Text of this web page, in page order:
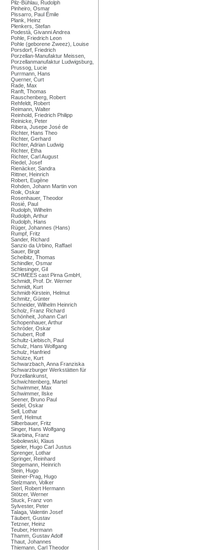
Pilz-Bühlau, Rudolph
Pinheiro, Osmar
Pissarro, Paul Émile
Plank, Heinz
Plenkers, Stefan
Podestà, Givanni Andrea
Pohle, Friedrich Leon
Pohle (geborene Zweez), Louise
Porsdorf, Friedrich
Porzellan-Manufaktur Meissen,
Porzellanmanufaktur Ludwigsburg,
Prussog, Lucie
Purrmann, Hans
Querner, Curt
Rade, Max
Ranft, Thomas
Rauschenberg, Robert
Rehfeldt, Robert
Reimann, Walter
Reinhold, Friedrich Philipp
Reinicke, Peter
Ribera, Jusepe José de
Richter, Hans Theo
Richter, Gerhard
Richter, Adrian Ludwig
Richter, Etha
Richter, Carl August
Riedel, Josef
Rienäcker, Sandra
Rittner, Heinrich
Robert, Eugène
Rohden, Johann Martin von
Roik, Oskar
Rosenhauer, Theodor
Rosié, Paul
Rudolph, Wilhelm
Rudolph, Arthur
Rudolph, Hans
Rüger, Johannes (Hans)
Rumpf, Fritz
Sander, Richard
Sanzio da Urbino, Raffael
Sauer, Birgit
Scheibitz, Thomas
Schindler, Osmar
Schlesinger, Gil
SCHMEES cast Pirna GmbH,
Schmidt, Prof. Dr. Werner
Schmidt, Kurt
Schmidt-Kirstein, Helmut
Schmitz, Günter
Schneider, Wilhelm Heinrich
Scholz, Franz Richard
Schönheit, Johann Carl
Schopenhauer, Arthur
Schröder, Oskar
Schubert, Rolf
Schultz-Liebisch, Paul
Schulz, Hans Wolfgang
Schulz, Hanfried
Schütze, Kurt
Schwarzbach, Anna Franziska
Schwarzburger Werkstätten für
Porzellankunst,
Schwichtenberg, Martel
Schwimmer, Max
Schwimmer, Ilske
Seener, Bruno Paul
Seidel, Oskar
Sell, Lothar
Senf, Helmut
Silberbauer, Fritz
Singer, Hans Wolfgang
Skarbina, Franz
Sobolewski, Klaus
Spieler, Hugo Carl Justus
Sprenger, Lothar
Springer, Reinhard
Stegemann, Heinrich
Stein, Hugo
Steiner-Prag, Hugo
Stelzmann, Volker
Sterl, Robert Hermann
Stötzer, Werner
Stuck, Franz von
Sylvester, Peter
Talaga, Valentin Josef
Täubert, Gustav
Tetzner, Heinz
Teuber, Hermann
Thamm, Gustav Adolf
Thaut, Johannes
Thiemann, Carl Theodor